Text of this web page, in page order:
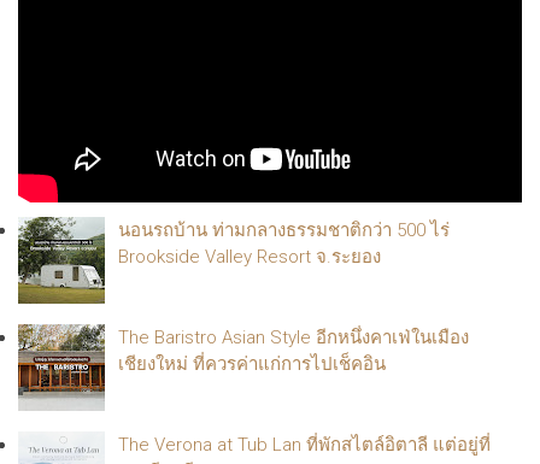
นอนรถบ้าน ท่ามกลางธรรมชาติกว่า 500 ไร่
Brookside Valley Resort จ.ระยอง
The Baristro Asian Style อีกหนึ่งคาเฟ่ในเมือง
เชียงใหม่ ที่ควรค่าแก่การไปเช็คอิน
The Verona at Tub Lan ที่พักสไตล์อิตาลี แต่อยู่ที่